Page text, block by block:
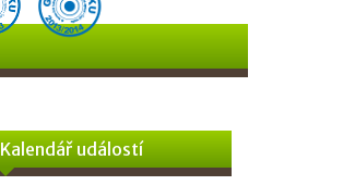
Kalendář událostí